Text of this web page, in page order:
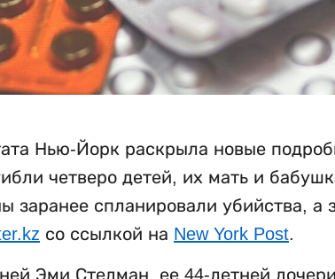
Нью-Йорк раскрыла новые
четверо детей, их мать и
заранее спланировали убийства, а
со ссылкой на New York Post.
Эми Стедман, ее 44-летней